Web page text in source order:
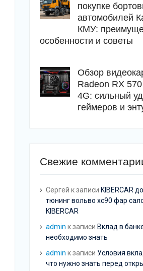
покупке
автомобилей
КМУ:
особенности и советы
Обзор
Radeon RX
4G: сильный
геймеров и
Свежие
Сергей к записи KIBERCAR
тюнинг вольво хс90 фар
KIBERCAR
admin к записи Вклад в
необходимо знать
admin к записи Условия
что нужно знать перед